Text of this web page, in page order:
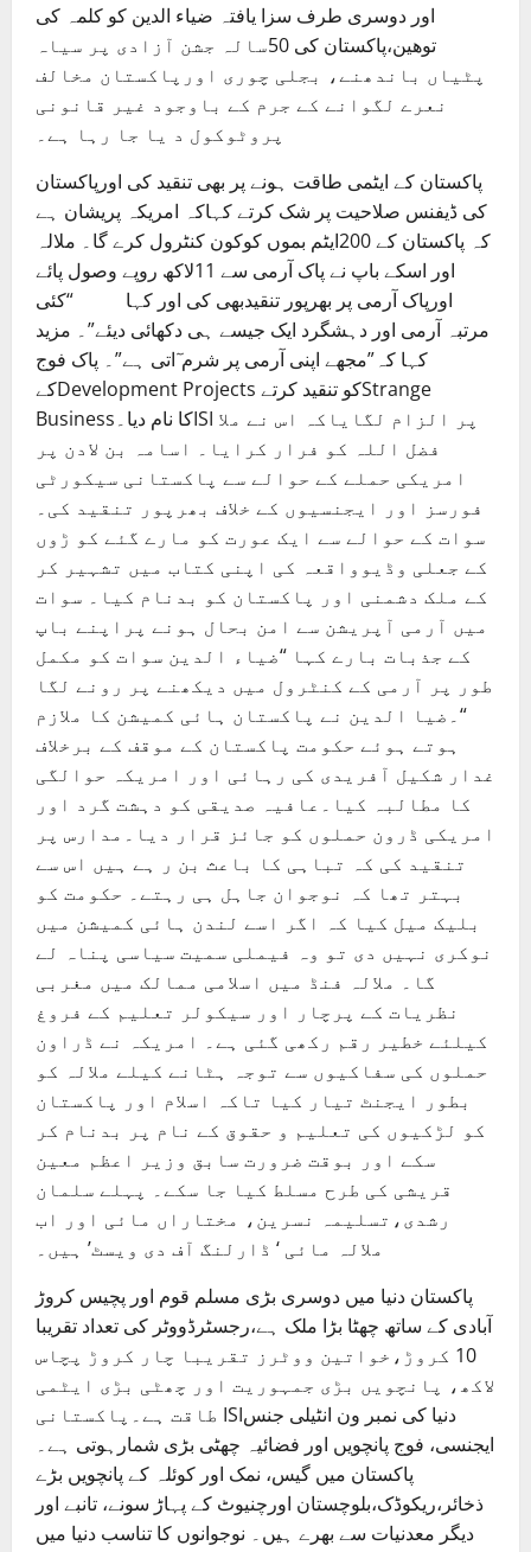
اور دوسری طرف سزا یافتہ ضیاء الدین کو کلمہ کی
توھین،پاکستان کی 50سالہ جشن آزادی پر سیاہ
پٹیاں باندھنے، بجلی چوری اورپاکستان مخالف
نعرے لگوانے کے جرم کے باوجود غیر قانونی
پروٹوکول د یا جا رہا ہے۔
پاکستان کے ایٹمی طاقت ہونے پر بھی تنقید کی اورپاکستان
کی ڈیفنس صلاحیت پر شک کرتے کہاکہ امریکہ پریشان ہے
کہ پاکستان کے 200ایٹم بموں کوکون کنٹرول کرے گا۔ ملالہ
اور اسکے باپ نے پاک آرمی سے 11لاکھ روپے وصول پائے
اورپاک آرمی پر بھرپور تنقیدبھی کی اور کہا “کئی
مرتبہ آرمی اور دہشگرد ایک جیسے ہی دکھائی دیئے”۔ مزید
کہا کہ”مجھے اپنی آرمی پر شرم ٓاتی ہے”۔ پاک فوج
کےDevelopment Projects کو تنقید کرتےStrange
Businessکا نام دیا۔ISI پر الزام لگایاکہ اس نے ملا
فضل اللہ کو فرار کرایا۔ اسامہ بن لادن پر
امریکی حملے کے حوالے سے پاکستانی سیکورٹی
فورسز اور ایجنسیوں کے خلاف بھرپور تنقید کی۔
سوات کے حوالے سے ایک عورت کو مارے گئے کو ڑوں
کے جعلی وڈیوواقعہ کی اپنی کتاب میں تشہیر کر
کے ملک دشمنی اور پاکستان کو بدنام کیا۔ سوات
میں آرمی آپریشن سے امن بحال ہونے پراپنے باپ
کے جذبات بارے کہا “ضیاء الدین سوات کو مکمل
طور پر آرمی کے کنٹرول میں دیکھنے پر رونے لگا
“۔ضیا الدین نے پاکستان ہائی کمیشن کا ملازم
ہوتے ہوئے حکومت پاکستان کے موقف کے برخلاف
غدار شکیل آفریدی کی رہائی اور امریکہ حوالگی
کا مطالبہ کیا۔عافیہ صدیقی کو دہشت گرد اور
امریکی ڈرون حملوں کو جائز قرار دیا۔مدارس پر
تنقید کی کہ تباہی کا باعث بن ر ہے ہیں اس سے
بہتر تھا کہ نوجوان جاہل ہی رہتے۔ حکومت کو
بلیک میل کیا کہ اگر اسے لندن ہائی کمیشن میں
نوکری نہیں دی تو وہ فیملی سمیت سیاسی پناہ لے
گا۔ ملالہ فنڈ میں اسلامی ممالک میں مغربی
نظریات کے پرچار اور سیکولر تعلیم کے فروغ
کیلئے خطیر رقم رکھی گئی ہے۔ امریکہ نے ڈراون
حملوں کی سفاکیوں سے توجہ ہٹانے کیلے ملالہ کو
بطور ایجنٹ تیار کیا تاکہ اسلام اور پاکستان
کو لڑکیوں کی تعلیم و حقوق کے نام پر بدنام کر
سکے اور بوقت ضرورت سابق وزیر اعظم معین
قریشی کی طرح مسلط کیا جا سکے۔ پہلے سلمان
رشدی،تسلیمہ نسرین، مختاراں مائی اور اب
ملالہ مائی ‘ ڈارلنگ آف دی ویسٹ’ ہیں۔
پاکستان دنیا میں دوسری بڑی مسلم قوم اور پچیس کروڑ
آبادی کے ساتھ چھٹا بڑا ملک ہے،رجسٹرڈووٹر کی تعداد تقریبا
10 کروڑ،خواتین ووٹرز تقریبا چار کروڑ پچاس
لاکھ، پانچویں بڑی جمہوریت اور چھٹی بڑی ایٹمی
طاقت ہے۔پاکستانی ISIدنیا کی نمبر ون انٹیلی جنس
ایجنسی، فوج پانچویں اور فضائیہ چھٹی بڑی شمارہوتی ہے۔
پاکستان میں گیس، نمک اور کوئلہ کے پانچویں بڑے
ذخائر،ریکوڈک،بلوچستان اورچنیوٹ کے پہاڑ سونے، تانبے اور
دیگر معدنیات سے بھرے ہیں۔ نوجوانوں کا تناسب دنیا میں